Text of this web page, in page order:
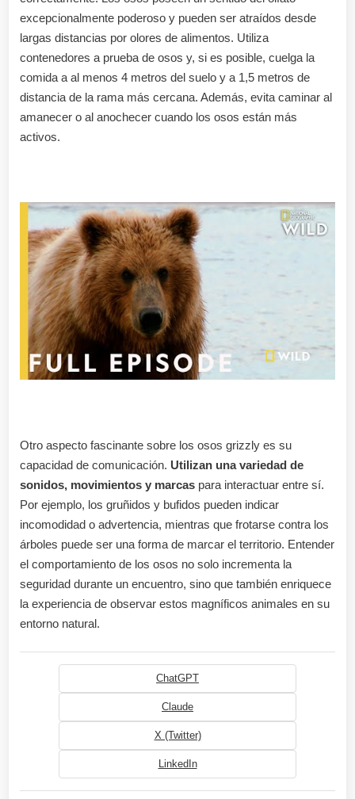
excepcionalmente poderoso y pueden ser atraídos desde
largas distancias por olores de alimentos. Utiliza
contenedores a prueba de osos y, si es posible, cuelga la
comida a al menos 4 metros del suelo y a 1,5 metros de
distancia de la rama más cercana. Además, evita caminar al
amanecer o al anochecer cuando los osos están más
activos.
Otro aspecto fascinante sobre los osos grizzly es su
capacidad de comunicación. Utilizan una variedad de
sonidos, movimientos y marcas para interactuar entre sí.
Por ejemplo, los gruñidos y bufidos pueden indicar
incomodidad o advertencia, mientras que frotarse contra los
árboles puede ser una forma de marcar el territorio. Entender
el comportamiento de los osos no solo incrementa la
seguridad durante un encuentro, sino que también enriquece
la experiencia de observar estos magníficos animales en su
entorno natural.
ChatGPT
Claude
X (Twitter)
LinkedIn